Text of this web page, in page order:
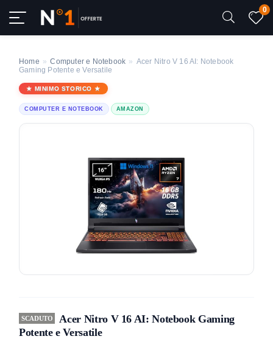
0
Home » Computer e Notebook » Acer Nitro V 16 AI: Notebook
Gaming Potente e Versatile
MINIMO STORICO
COMPUTER E NOTEBOOK AMAZON
SCADUTO
Acer Nitro V 16 AI: Notebook Gaming
Potente e Versatile